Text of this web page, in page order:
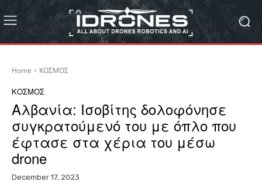
Home ΚΟΣΜΟΣ
ΚΟΣΜΟΣ
Αλβανία: Ισοβίτης δολοφόνησε
συγκρατούμενό του με όπλο που
έφτασε στα χέρια του μέσω
drone
December 17, 2023